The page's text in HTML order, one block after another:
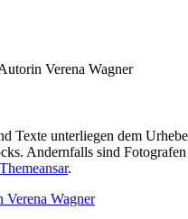
Verena Wagner
Texte unterliegen dem
Andernfalls sind
Themeansar.
Wagner